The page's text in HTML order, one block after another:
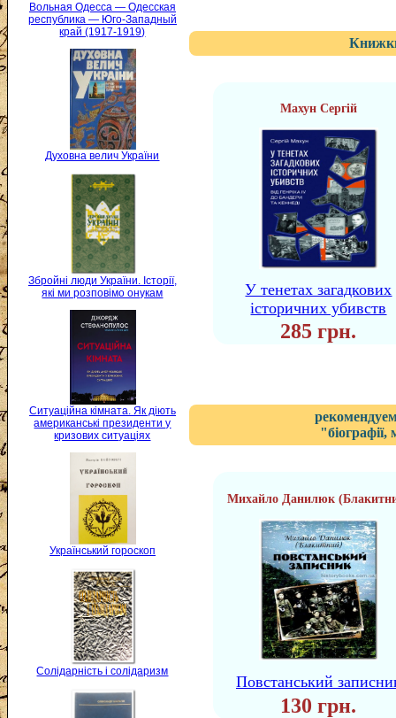
Вольная Одесса — Одесская
республика — Юго-Западный
край (1917-1919)
Духовна велич України
Збройні люди України. Історії,
які ми розповімо онукам
Ситуаційна кімната. Як діють
американські президенти у
кризових ситуаціях
Український гороскоп
Солідарність і солідаризм
Махун Сергій
У тенетах загадкових
історичних убивств
285 грн.
Михайло Данилюк
Повстанський
130 грн.